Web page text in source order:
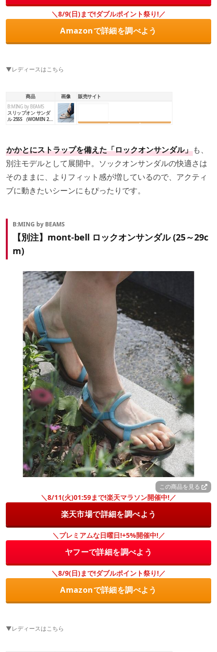
＼8/9(日)まで!ダブルポイント祭り!／
Amazonで詳細を調べよう
▼レディースはこちら
商品 画像
販売サイト
B:MING by BEAMS
スリップオン サンダ
ル 25SS （WOMEN 22.
かかとにストラップを備えた「ロックオンサンダル」も、
別注モデルとして展開中。ソックオンサンダルの快適さは
そのままに、よりフィット感が増しているので、アクティ
ブに動きたいシーンにもぴったりです。
B:MING by BEAMS
【別注】mont-bell ロックオンサンダル (25～29c
m)
この商品を見る
＼8/11(火)01:59まで!楽天マラソン開催中!／
楽天市場で詳細を調べよう
＼プレミアムな日曜日!+5%開催中!／
ヤフーで詳細を調べよう
＼8/9(日)まで!ダブルポイント祭り!／
Amazonで詳細を調べよう
▼レディースはこちら